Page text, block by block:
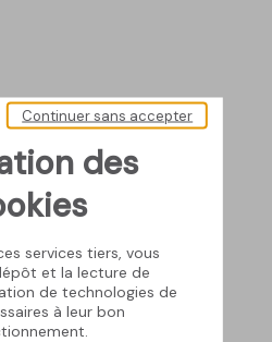
des
services tiers, vous
et la lecture de
de technologies de
à leur bon
Continuer sans accepter